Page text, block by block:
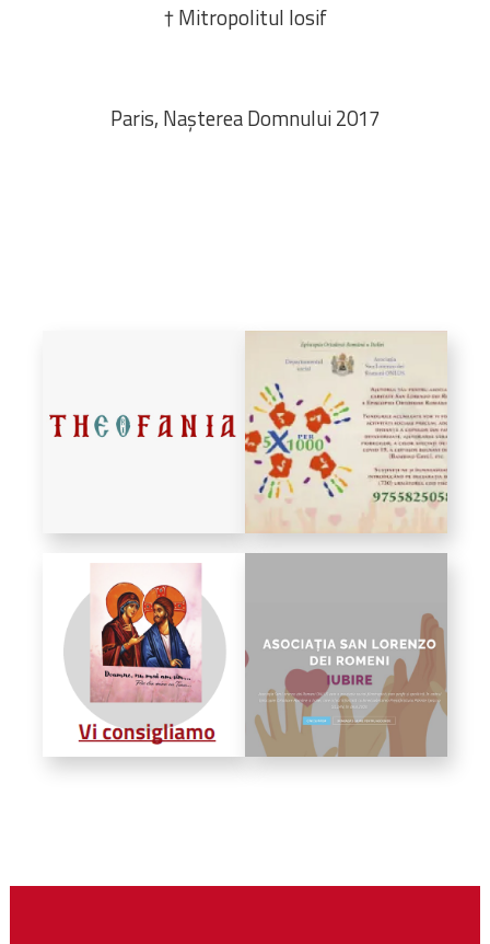
† Mitropolitul Iosif
Paris, Nașterea Domnului 2017